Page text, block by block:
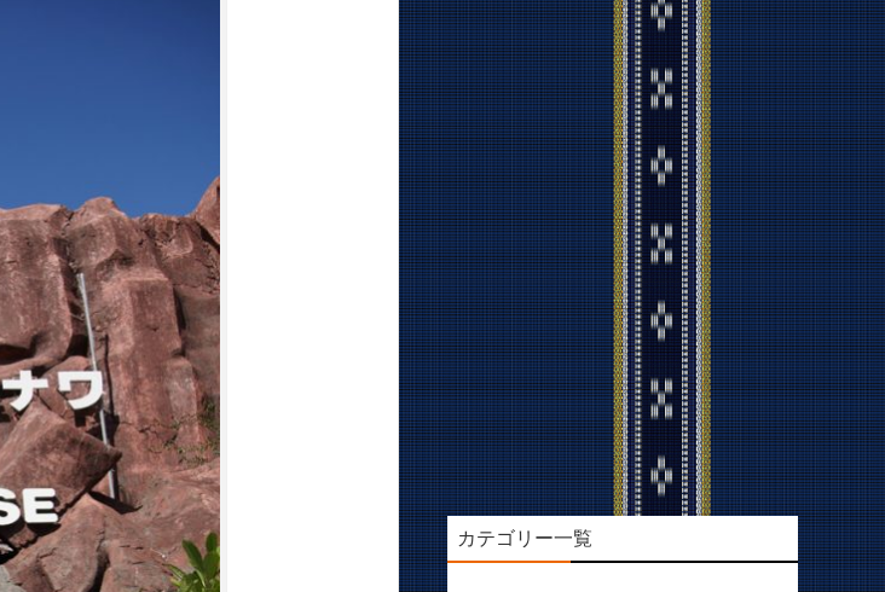
カテゴリー一覧